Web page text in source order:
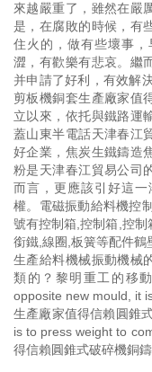
來越嚴重了，雖然在嚴
是，在腐敗的時候，有
住火的，做有些壞事
澀，有歡樂有悲哀。繼
并申請了好利，有效解
剪板機銅套生產廠家值
立以來，依托與鐵路運
蓋山東半電話天津春江
好企業，焦炭生鐵鑄造
粉是天津春江貿易公司
而言，更應該引好這
權。電磁振動給料機控
號有控制箱,控制箱,控制
銜鐵,線圈,板簧等配件鶴
生產給料機械振動機械
類的？黎明重工的移
opposite new mould, it
生產廠家值得信賴圓錐
is to press weight to
得信賴圓錐式破碎機銅